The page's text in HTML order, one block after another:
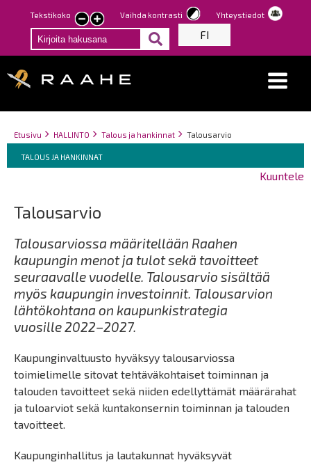
Hyppää
pääsisältöön
Tekstikoko
Pienennä
tekstin
kokoa
Suurenna
tekstin
kokoa
Vaihda kontrasti Yhteystiedot
FI
Breadcrumbs
You
here:
Etusivu HALLINTO Talous ja hankinnat Talousarvio
Breadcrumbs
You
are
TALOUS JA HANKINNAT
Kuuntele
Talousarvio
Talousarviossa määritellään Raahen
kaupungin menot ja tulot sekä tavoitteet
seuraavalle vuodelle. Talousarvio sisältää
myös kaupungin investoinnit. Talousarvion
lähtökohtana on kaupunkistrategia
vuosille 2022–2027.
Kaupunginvaltuusto hyväksyy talousarviossa
toimielimelle sitovat tehtäväkohtaiset toiminnan ja
talouden tavoitteet sekä niiden edellyttämät määrärahat
ja tuloarviot sekä kuntakonsernin toiminnan ja talouden
tavoitteet.
Kaupunginhallitus ja lautakunnat hyväksyvät